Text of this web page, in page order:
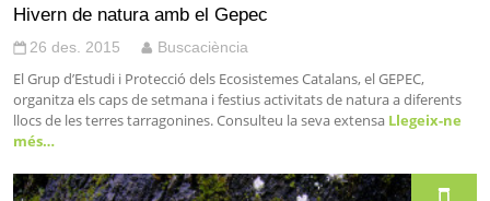
Hivern de natura amb el Gepec
26 des. 2015 Buscaciència
El Grup d’Estudi i Protecció dels Ecosistemes Catalans, el GEPEC,
organitza els caps de setmana i festius activitats de natura a diferents
llocs de les terres tarragonines. Consulteu la seva extensa Llegeix-ne
més…